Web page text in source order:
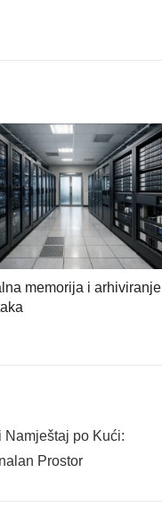
memorija i arhiviranje
Namještaj po Kući:
Prostor